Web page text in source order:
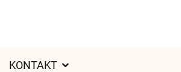
KONTAKT